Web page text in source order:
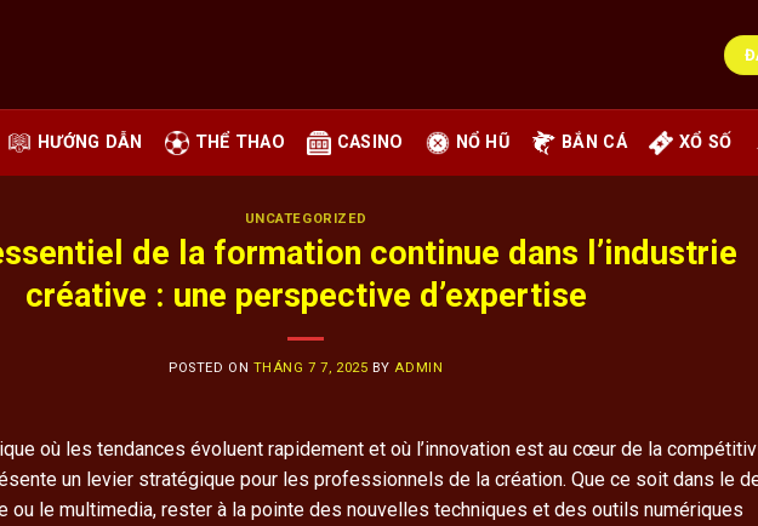
HƯỚNG DẪN THỂ THAO CASINO NỔ HŨ BẮN CÁ XỔ SỐ
UNCATEGORIZED
de la formation continue dans l’industrie
créative : une perspective d’expertise
POSTED ON THÁNG 7 7, 2025 BY ADMIN
où les tendances évoluent rapidement et où l’innovation est au cœur de la
un levier stratégique pour les professionnels de la création. Que ce soit dans le
ou le multimedia, rester à la pointe des nouvelles techniques et des outils numériques